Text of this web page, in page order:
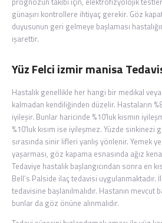
günaşırı kontrollere ihtiyaç gerekir. Göz
duyusunun geri gelmeye başlaması
işarettir.
Yüz Felci izmir manisa
Hastalık genellikle her hangi bir medikal
kalmadan kendiliğinden düzelir. Hastaların
iyileşir. Bunlar haricinde %10′luk kısmın
%10′luk kısım ise iyileşmez. Yüzde sinkinezi
sırasında sinir lifleri yanlış yönlenir. Yemek
yaşarması, göz kapama esnasında ağız
Tedaviye hastalık başlangıcından sonra en
Bell’s Palside ilaç tedavisi
tedavisine başlanılmalıdır. Hastanın mevcut
bunlar da göz önüne alınmalıdır.